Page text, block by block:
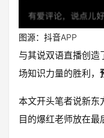
图源：抖音APP
与其说双语直播创造
场知识力量的胜利，
本文开头笔者说新东
目的爆红老师放在最